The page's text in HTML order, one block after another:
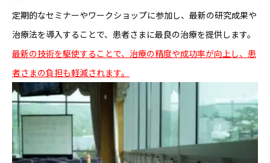
定期的なセミナーやワークショップに参加し、最新の研究成果や
治療法を導入することで、患者さまに最良の治療を提供します。
最新の技術を駆使することで、治療の精度や成功率が向上し、患
者さまの負担も軽減されます。